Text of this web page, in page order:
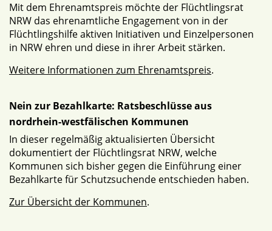
Mit dem Ehrenamtspreis möchte der Flüchtlingsrat
NRW das ehrenamtliche Engagement von in der
Flüchtlingshilfe aktiven Initiativen und Einzelpersonen
in NRW ehren und diese in ihrer Arbeit stärken.
Weitere Informationen zum Ehrenamtspreis.
Nein zur Bezahlkarte: Ratsbeschlüsse aus
nordrhein-westfälischen Kommunen
In dieser regelmäßig aktualisierten Übersicht
dokumentiert der Flüchtlingsrat NRW, welche
Kommunen sich bisher gegen die Einführung einer
Bezahlkarte für Schutzsuchende entschieden haben.
Zur Übersicht der Kommunen.